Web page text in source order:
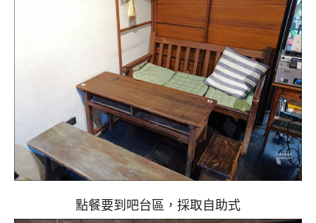
點餐要到吧台區，採取自助式